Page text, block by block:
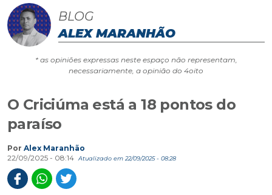
BLOG
ALEX MARANHÃO
* as opiniões expressas neste espaço não representam,
necessariamente, a opinião do 4oito
O Criciúma está a 18 pontos do
paraíso
Por Alex Maranhão
22/09/2025 - 08:14
Atualizado em 22/09/2025 - 08:28